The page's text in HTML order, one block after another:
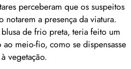
perceberam que os suspeitos
notarem a presença da viatura.
de frio preta, teria feito um
meio-fio, como se dispensasse
vegetação.